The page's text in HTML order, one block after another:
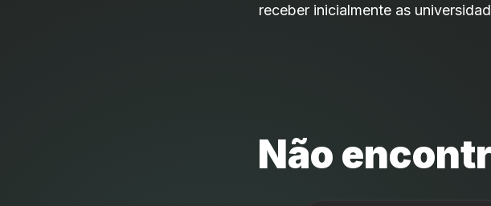
receber inicialmente as
Não